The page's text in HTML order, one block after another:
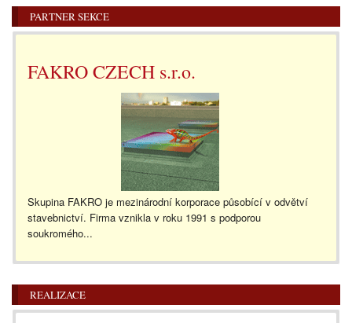
PARTNER SEKCE
FAKRO CZECH s.r.o.
Skupina FAKRO je mezinárodní korporace působící v odvětví
stavebnictví. Firma vznikla v roku 1991 s podporou
soukromého...
REALIZACE